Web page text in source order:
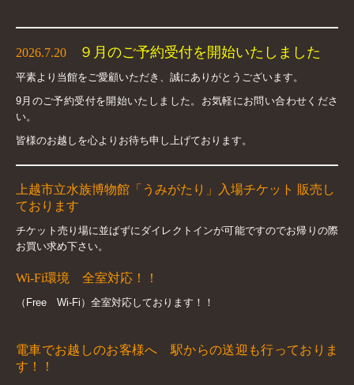
2026.7.20 ９月のご予約受付を開始いたしました
平素より当館をご愛顧いただき、誠にありがとうございます。
9月のご予約受付を開始いたしました。お気軽にお問い合わせくださ
い。
皆様のお越しを心よりお待ち申し上げております。
上越市立水族博物館「うみがたり」入場チケット 販売し
ております
チケット売り場に並ばずにダイレクトインが可能ですのでお帰りの際
お買い求め下さい。
Wi-Fi環境 全室対応！！
（Free Wi-Fi）全室対応しております！！
電車でお越しのお客様へ 駅からの送迎も行っておりま
す！！